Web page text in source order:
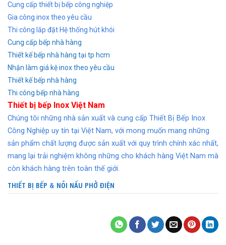
Cung cấp thiết bị bếp công nghiệp
Gia công inox theo yêu cầu
Thi công lắp đặt Hệ thống hút khói
Cung cấp bếp nhà hàng
Thiết kế bếp nhà hàng tại tp hcm
Nhận làm giá kệ inox theo yêu cầu
Thiết kế bếp nhà hàng
Thi công bếp nhà hàng
Thiết bị bếp Inox Việt Nam
Chúng tôi những nhà sản xuất và cung cấp Thiết Bị Bếp Inox
Công Nghiệp uy tín tại Việt Nam, với mong muốn mang những
sản phẩm chất lượng được sản xuất với quy trình chính xác nhất,
mang lại trải nghiệm không những cho khách hàng Việt Nam mà
còn khách hàng trên toàn thế giới.
THIẾT BỊ BẾP & NỒI NẤU PHỞ ĐIỆN